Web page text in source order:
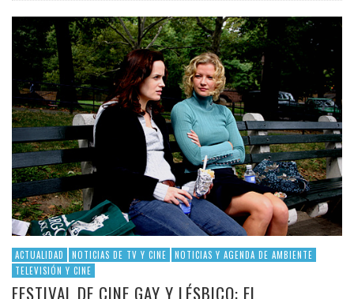
ACTUALIDAD NOTICIAS DE TV Y CINE
NOTICIAS Y AGENDA DE AMBIENTE
TELEVISIÓN Y CINE
FESTIVAL DE CINE GAY Y LÉSBICO: EL